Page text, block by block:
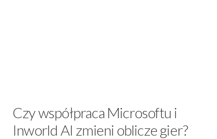
Czy współpraca Microsoftu i
Inworld AI zmieni oblicze gier?